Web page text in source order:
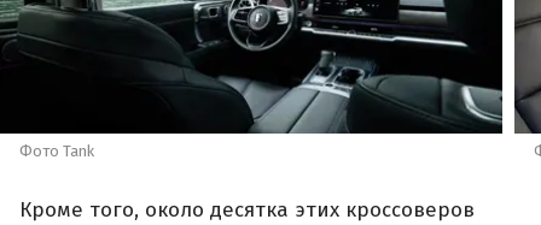
Фото Tank
Кроме того, около десятка этих кроссоверов